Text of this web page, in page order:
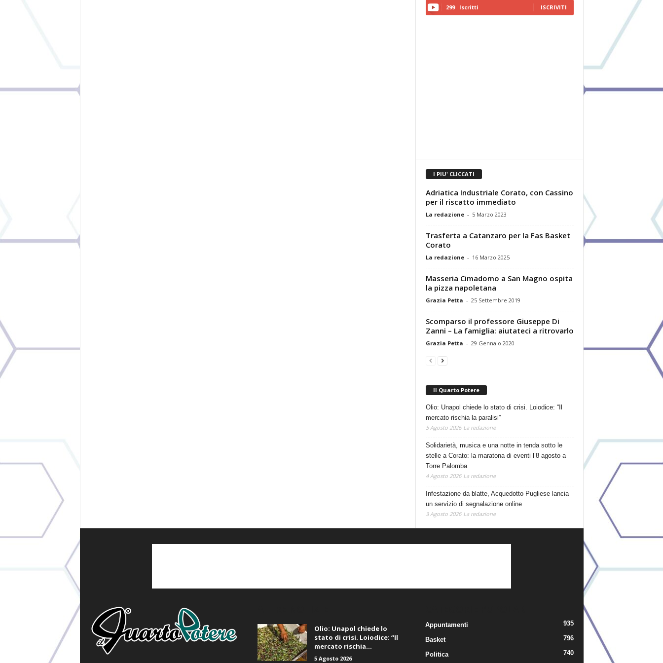
299 Iscritti ISCRIVITI
I PIU' CLICCATI
Adriatica Industriale Corato, con Cassino
per il riscatto immediato
La redazione - 5 Marzo 2023
Trasferta a Catanzaro per la Fas Basket
Corato
La redazione - 16 Marzo 2025
Masseria Cimadomo a San Magno ospita
la pizza napoletana
Grazia Petta - 25 Settembre 2019
Scomparso il professore Giuseppe Di
Zanni – La famiglia: aiutateci a ritrovarlo
Grazia Petta - 29 Gennaio 2020
Il Quarto Potere
Olio: Unapol chiede lo stato di crisi. Loiodice: “Il
mercato rischia la paralisi”
5 Agosto 2026 La redazione
Solidarietà, musica e una notte in tenda sotto le
stelle a Corato: la maratona di eventi l’8 agosto a
Torre Palomba
4 Agosto 2026 La redazione
Infestazione da blatte, Acquedotto Pugliese lancia
un servizio di segnalazione online
3 Agosto 2026 La redazione
Olio: Unapol chiede lo
stato di crisi. Loiodice: “Il
mercato rischia...
5 Agosto 2026
Appuntamenti 935
Basket 796
Politica 740